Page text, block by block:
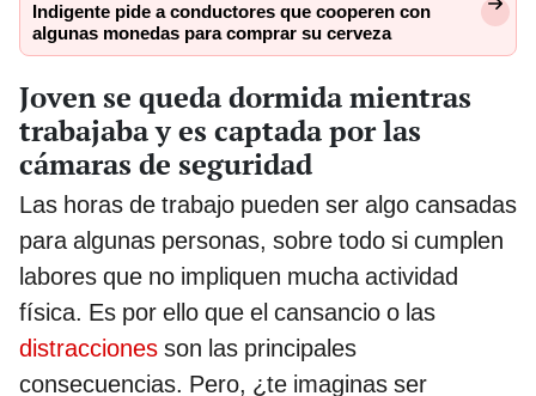
Indigente pide a conductores que cooperen con
algunas monedas para comprar su cerveza
Joven se queda dormida mientras
trabajaba y es captada por las
cámaras de seguridad
Las horas de trabajo pueden ser algo cansadas
para algunas personas, sobre todo si cumplen
labores que no impliquen mucha actividad
física. Es por ello que el cansancio o las
distracciones son las principales
consecuencias. Pero, ¿te imaginas ser